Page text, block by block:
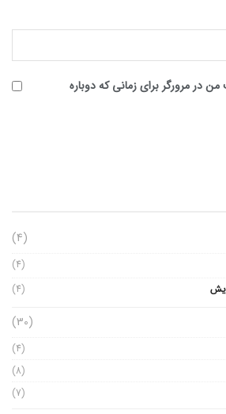
در مرورگر برای زمانی که دوباره
(4)
(4)
(4)
(30)
(4)
(8)
(7)